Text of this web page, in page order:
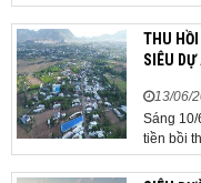
giải
địa
vướng
THU
SIÊU
13/06/
Sáng 10/
tiền bồi
cho 106
thực